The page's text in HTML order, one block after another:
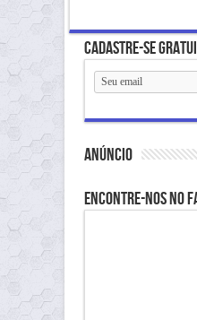
Cadastre-se
anúncio
Encontre-nos no